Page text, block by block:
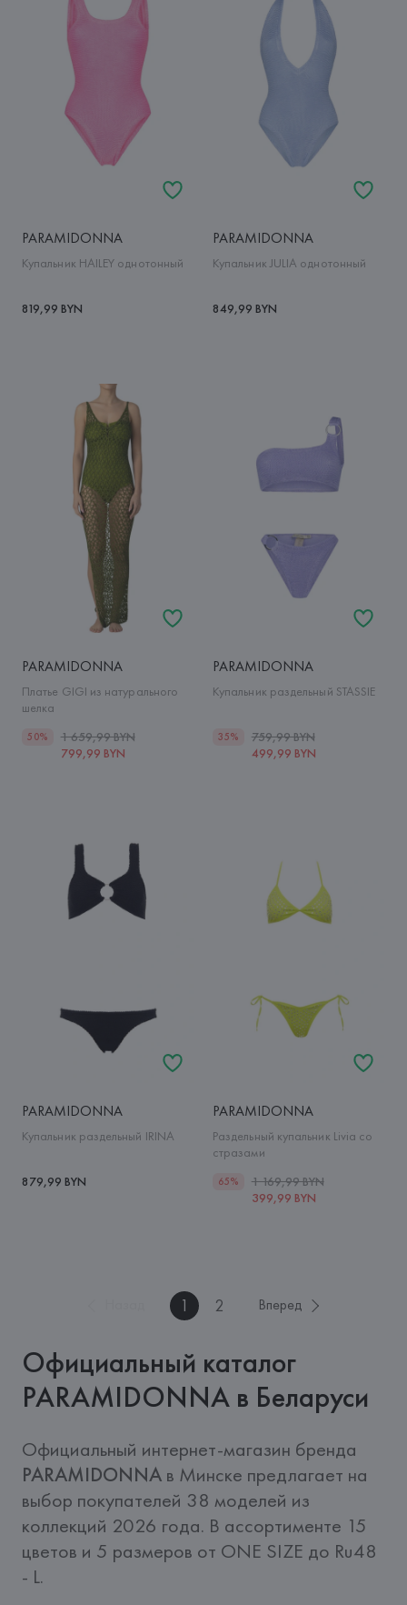
PARAMIDONNA
Купальник HAILEY однотонный
819,99 BYN
PARAMIDONNA
Купальник JULIA однотонный
849,99 BYN
PARAMIDONNA
Платье GIGI из натурального
шелка
50%
1 659,99 BYN
799,99 BYN
PARAMIDONNA
Купальник раздельный STASSIE
35%
759,99 BYN
499,99 BYN
PARAMIDONNA
Купальник раздельный IRINA
879,99 BYN
PARAMIDONNA
Раздельный купальник Livia со
стразами
65%
1 169,99 BYN
399,99 BYN
1 2 Вперед
Официальный каталог
PARAMIDONNA в Беларуси
PARAMIDONNA в Минске предлагает на
выбор покупателей 38 моделей из
коллекций 2026 года. В ассортименте 15
цветов и 5 размеров от ONE SIZE до Ru48
- L.